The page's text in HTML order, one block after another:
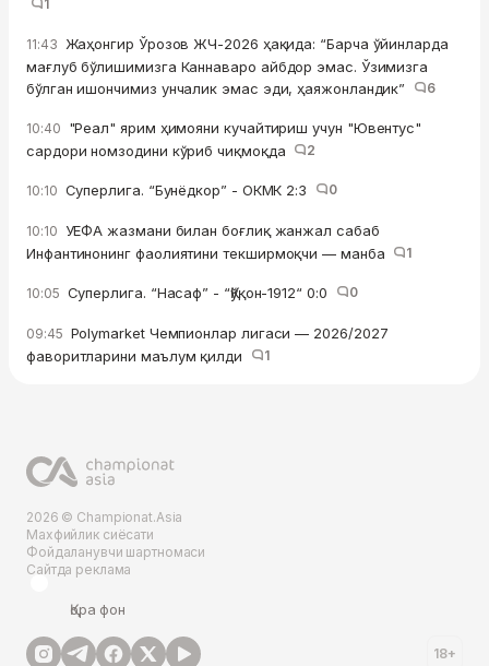
1
11:43 Жаҳонгир Ўрозов ЖЧ-2026 ҳақида: “Барча ўйинларда
мағлуб бўлишимизга Каннаваро айбдор эмас. Ўзимизга
бўлган ишончимиз унчалик эмас эди, ҳаяжонландик”
6
10:40 "Реал" ярим ҳимояни кучайтириш учун "Ювентус"
сардори номзодини кўриб чиқмоқда
2
10:10 Суперлига. “Бунёдкор” - ОКМК 2:3 0
10:10 УЕФА жазмани билан боғлиқ жанжал сабаб
Инфантинонинг фаолиятини текширмоқчи — манба
1
10:05 Суперлига. “Насаф” - “Қўқон-1912“ 0:0 0
09:45 Polymarket Чемпионлар лигаси — 2026/2027
фаворитларини маълум қилди
1
2026 © Championat.Asia
Махфийлик сиёсати
Фойдаланувчи шартномаси
Сайтда реклама
Қора фон
18+